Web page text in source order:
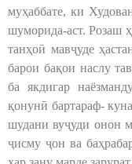
муҳаббате, ки
шуморида-аст. Розаш
танҳоӣ мавҷуде
барои бақои наслу
ба якдигар
қонунӣ бартараф-
шудани вуҷуди онон
ҷисму ҷон ва